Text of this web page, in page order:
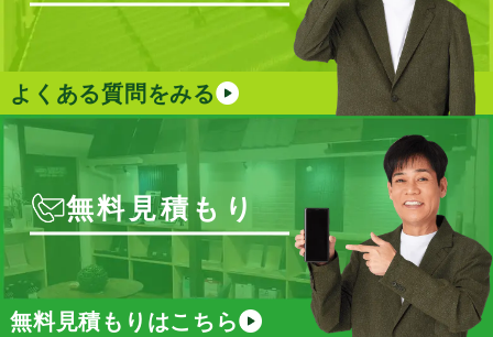
よくある質問をみる
無料見積もり
無料見積もりはこちら